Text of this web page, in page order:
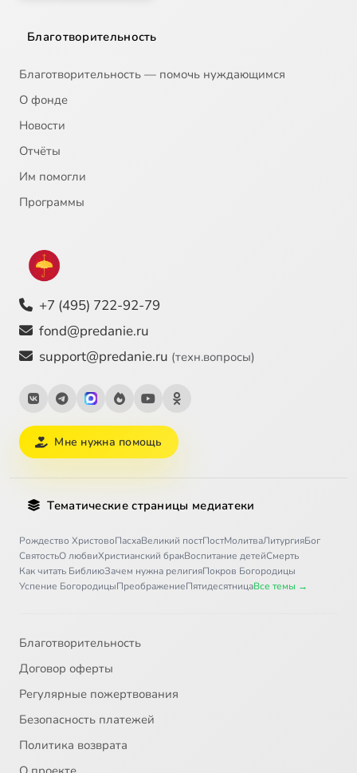
Благотворительность
Благотворительность — помочь нуждающимся
О фонде
Новости
Отчёты
Им помогли
Программы
+7 (495) 722-92-79
fond@predanie.ru
support@predanie.ru (техн.вопросы)
Мне нужна помощь
Тематические страницы медиатеки
Рождество ХристовоПасхаВеликий постПостМолитваЛитургияБог
СвятостьО любвиХристианский бракВоспитание детейСмерть
Как читать БиблиюЗачем нужна религияПокров Богородицы
Успение БогородицыПреображениеПятидесятницаВсе темы →
Благотворительность
Договор оферты
Регулярные пожертвования
Безопасность платежей
Политика возврата